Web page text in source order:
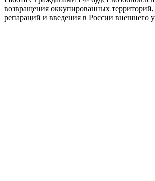
возвращения оккупированных
репараций и введения в России внешнего